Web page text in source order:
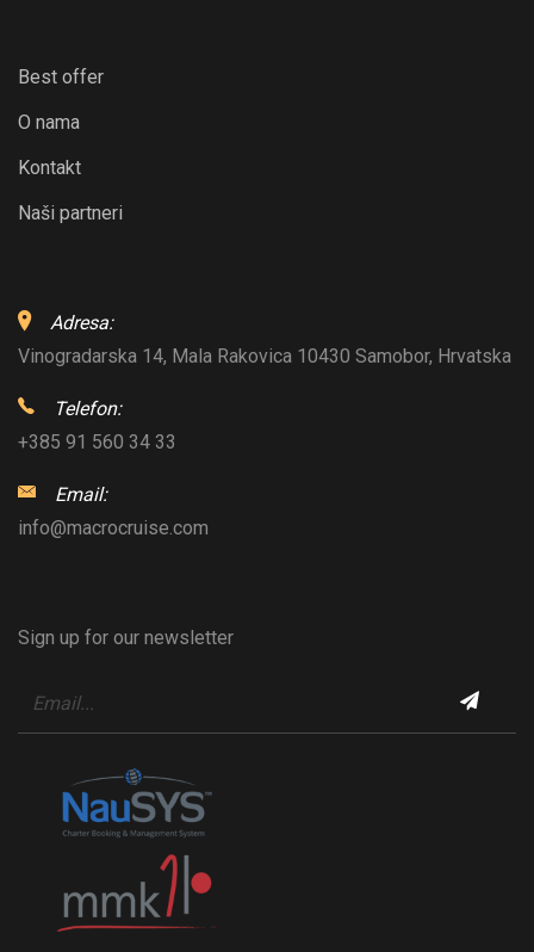
Best offer
O nama
Kontakt
Naši partneri
Adresa:
Vinogradarska 14, Mala Rakovica 10430 Samobor, Hrvatska
Telefon:
+385 91 560 34 33
Email:
info@macrocruise.com
Sign up for our newsletter